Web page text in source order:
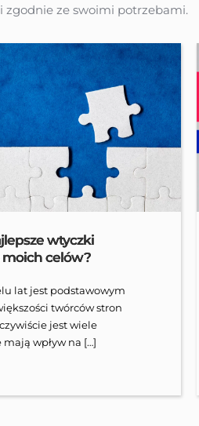
zgodnie ze swoimi potrzebami.
wtyczki
moich celów?
lat jest podstawowym
twórców stron
jest wiele
wpływ na […]